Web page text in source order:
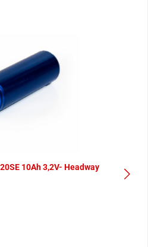
10Ah 3,2V- Headway